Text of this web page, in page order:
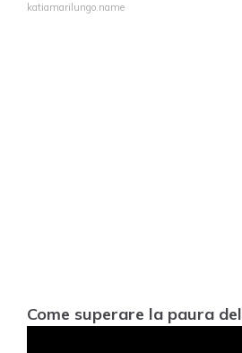
katiamarilungo.name
Come superare la paura